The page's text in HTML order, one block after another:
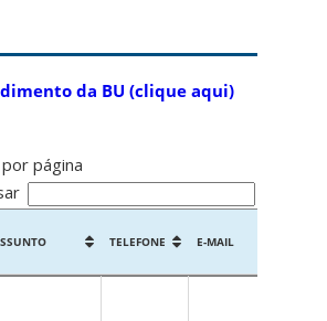
da BU (clique aqui)
página
TELEFONE E-MAIL